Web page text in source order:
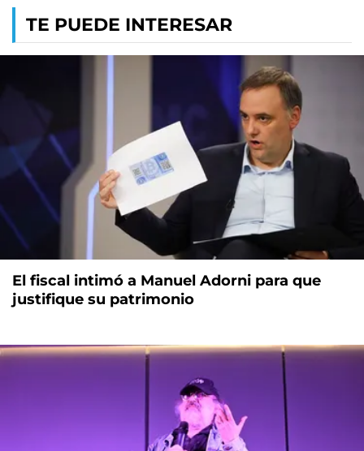
TE PUEDE INTERESAR
El fiscal intimó a Manuel Adorni para que
justifique su patrimonio